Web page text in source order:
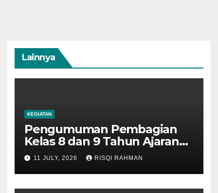
Lainnya
KEGIATAN
Pengumuman Pembagian
Kelas 8 dan 9 Tahun Ajaran
2026-2027
11 JULY, 2026 RISQI RAHMAN